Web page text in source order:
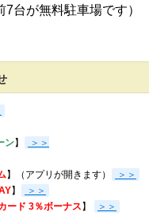
台が無料駐車場です）
ン】 ＞＞
】（アプリが開きます）
＞＞
】
＞＞
ード 3％ボーナス】 ＞＞